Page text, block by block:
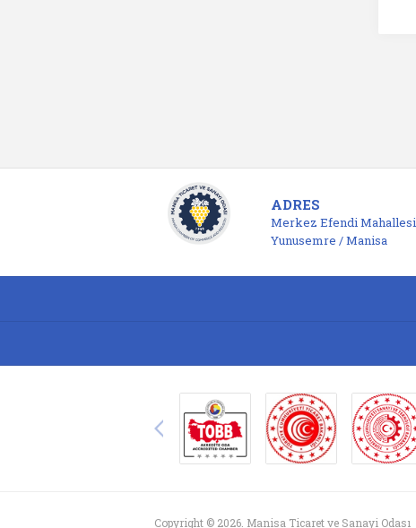
ADRES
Merkez Efendi
Yunusemre / Manisa
Copyright © 2026. Manisa Ticaret ve Sanayi Odası